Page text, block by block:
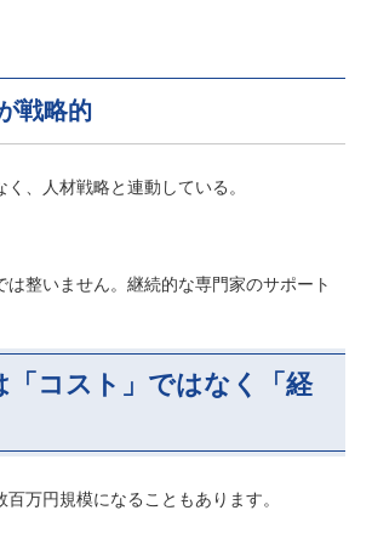
戦略的
、人材戦略と連動している。
は整いません。継続的な専門家のサポート
「コスト」ではなく「経
万円規模になることもあります。